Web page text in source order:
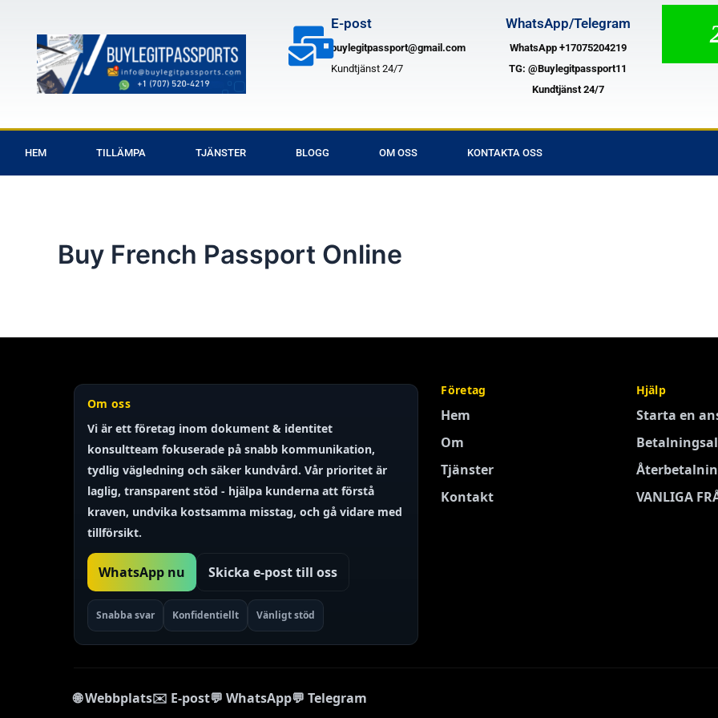
innehåll
E-post
buylegitpassport@gmail.com
Kundtjänst 24/7
WhatsApp/Telegram
WhatsApp +17075204219
TG:@Buylegitpassport11
Kundtjänst 24/7
HEM TILLÄMPA TJÄNSTER BLOGG OM OSS KONTAKTA OSS
Buy French Passport Online
Om oss
Vi är ett företag inom dokument & identitet
konsultteam fokuserade på snabb kommunikation,
tydlig vägledning och säker kundvård. Vår prioritet är
laglig, transparent stöd - hjälpa kunderna att förstå
kraven, undvika kostsamma misstag, och gå vidare med
tillförsikt.
WhatsApp nu Skicka e-post till oss
Snabba svar Konfidentiellt Vänligt stöd
Företag
Hem
Om
Tjänster
Kontakt
Hjälp
Starta en
VANLIGA
🌐 Webbplats✉️ E-post💬 WhatsApp💬 Telegram
Korean
Italian
Spanish
Turkish
Arabic
Portuguese
Finnish